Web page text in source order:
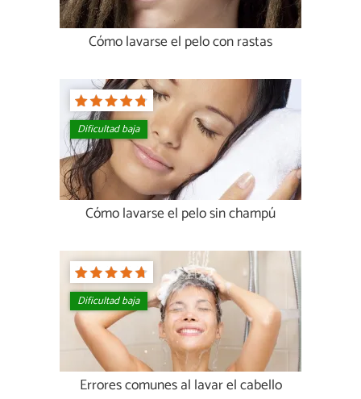
Cómo lavarse el pelo con rastas
Dificultad baja
Cómo lavarse el pelo sin champú
Dificultad baja
Errores comunes al lavar el cabello